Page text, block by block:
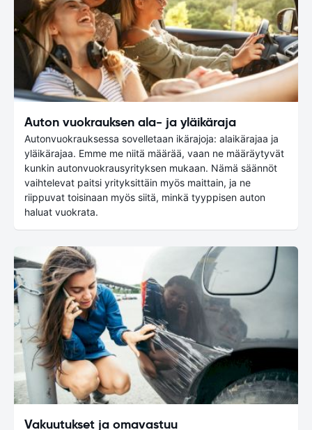
Auton vuokrauksen ala- ja yläikäraja
Autonvuokrauksessa sovelletaan ikärajoja: alaikärajaa ja
yläikärajaa. Emme me niitä määrää, vaan ne määräytyvät
kunkin autonvuokrausyrityksen mukaan. Nämä säännöt
vaihtelevat paitsi yrityksittäin myös maittain, ja ne
riippuvat toisinaan myös siitä, minkä tyyppisen auton
haluat vuokrata.
Vakuutukset ja omavastuu